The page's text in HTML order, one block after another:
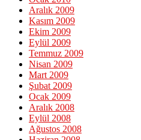
Aralık 2009
Kasım 2009
Ekim 2009
Eylül 2009
Temmuz 2009
Nisan 2009
Mart 2009
Şubat 2009
Ocak 2009
Aralık 2008
Eylül 2008
Ağustos 2008